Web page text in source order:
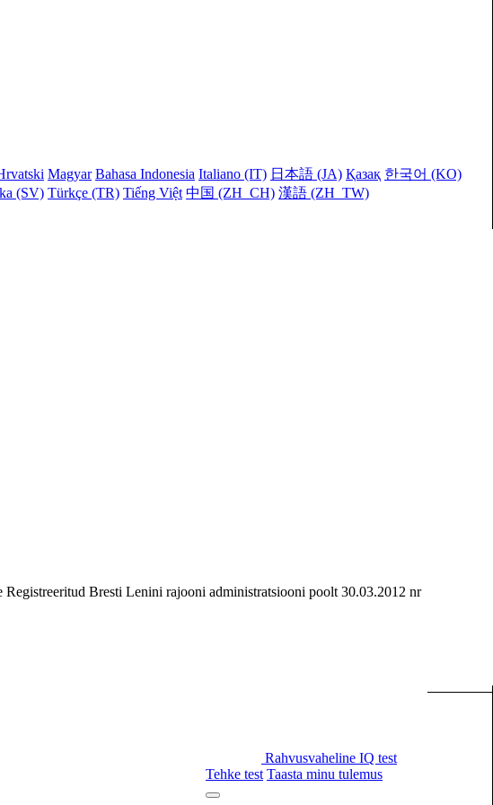
Magyar Bahasa Indonesia Italiano (IT) 日本語 (JA) Қазақ 한국어 (KO)
(SV) Türkçe (TR) Tiếng Việt 中国 (ZH_CH) 漢語 (ZH_TW)
Bresti Lenini rajooni administratsiooni poolt 30.03.2012 nr